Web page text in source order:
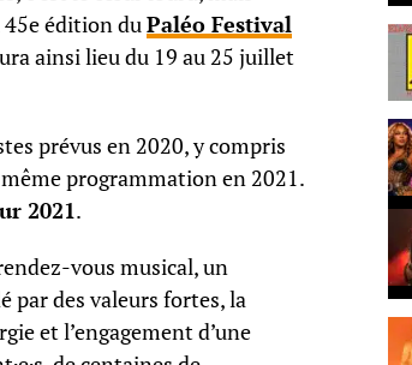
45e édition duPaléo Festival
ainsi lieu du 19 au 25 juillet
prévus en 2020, y compris
programmation en 2021.
2021.
vous musical, un
par des valeurs fortes, la
et l’engagement d’une